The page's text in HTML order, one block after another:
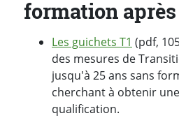
formation
Les guichets T1 (pdf,
des mesures de
jusqu'à 25 ans sans
cherchant à obtenir
qualification.